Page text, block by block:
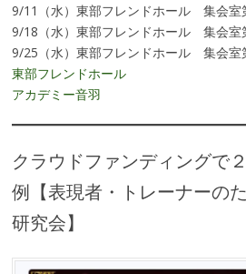
9/11（水）東部フレンドホール 集会室
9/18（水）東部フレンドホール 集会室
9/25（水）東部フレンドホール 集会室
東部フレンドホール
アカデミー音羽
クラウドファンディングで
例【表現者・トレーナーの
研究会】